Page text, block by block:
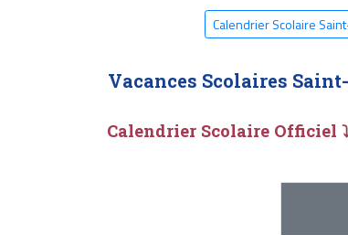
Calendrier Scolaire
Vacances Scolaires
Calendrier Scolaire Officiel